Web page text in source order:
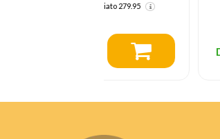
Prezzo consigliato
Disponibilità
immediata